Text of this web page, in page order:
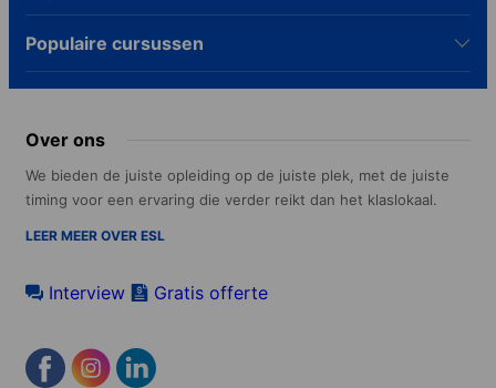
Populaire cursussen
Over ons
We bieden de juiste opleiding op de juiste plek, met de juiste
timing voor een ervaring die verder reikt dan het klaslokaal.
LEER MEER OVER ESL
Interview Gratis offerte